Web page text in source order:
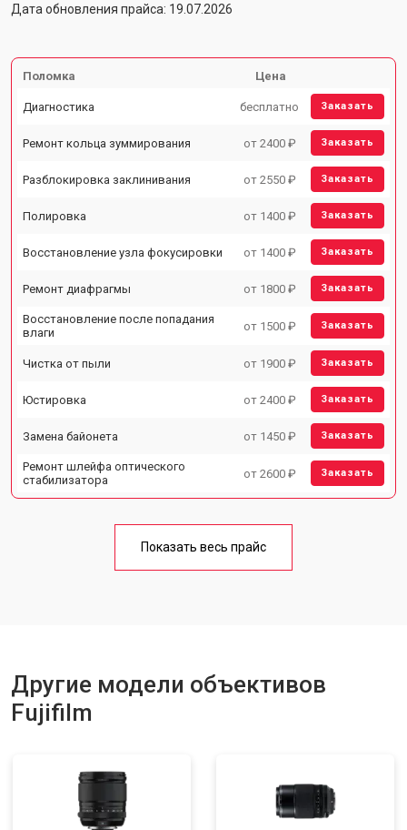
Дата обновления прайса: 19.07.2026
Поломка Цена
Диагностика бесплатно Заказать
Ремонт кольца зуммирования от 2400 ₽ Заказать
Разблокировка заклинивания от 2550 ₽ Заказать
Полировка от 1400 ₽ Заказать
Восстановление узла фокусировки от 1400 ₽ Заказать
Ремонт диафрагмы от 1800 ₽ Заказать
Восстановление после попадания
влаги
от 1500 ₽ Заказать
Чистка от пыли от 1900 ₽ Заказать
Юстировка от 2400 ₽ Заказать
Замена байонета от 1450 ₽ Заказать
Ремонт шлейфа оптического
стабилизатора
от 2600 ₽ Заказать
Показать весь прайс
Другие модели объективов
Fujifilm